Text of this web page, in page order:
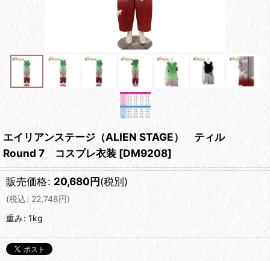
エイリアンステージ（ALIEN STAGE） ティル
Round 7 コスプレ衣装 [DM9208]
販売価格: 20,680円(税別)
(税込: 22,748円)
重み: 1kg